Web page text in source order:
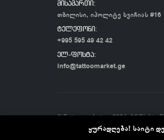
მისამართი:
თბილისი, იპოლიტე ხვიჩიას #16
ტელეფონი:
+995 595 49 42 42
ელ-ფოსტა:
info@tattoomarket.ge
© Tattoomarket.ge 2024. All Rights
ყურადღება! საიტი